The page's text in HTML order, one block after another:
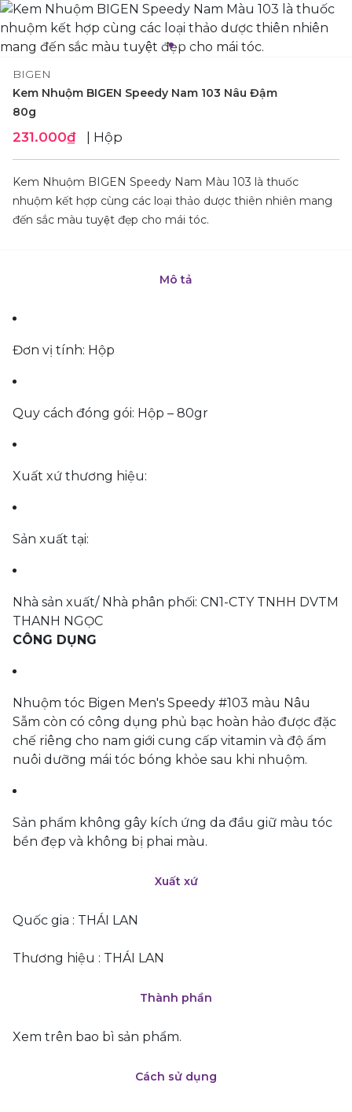
BIGEN
Kem Nhuộm BIGEN Speedy Nam 103 Nâu Đậm
80g
231.000₫ | Hộp
Kem Nhuộm BIGEN Speedy Nam Màu 103 là thuốc
nhuộm kết hợp cùng các loại thảo dược thiên nhiên mang
đến sắc màu tuyệt đẹp cho mái tóc.
Mô tả
Đơn vị tính: Hộp
Quy cách đóng gói: Hộp – 80gr
Xuất xứ thương hiệu:
Sản xuất tại:
Nhà sản xuất/ Nhà phân phối: CN1-CTY TNHH DVTM
THANH NGỌC
CÔNG DỤNG
Nhuộm tóc Bigen Men's Speedy #103 màu Nâu
Sẫm còn có công dụng phủ bạc hoàn hảo được đặc
chế riêng cho nam giới cung cấp vitamin và độ ẩm
nuôi dưỡng mái tóc bóng khỏe sau khi nhuộm.
Sản phẩm không gây kích ứng da đầu giữ màu tóc
bền đẹp và không bị phai màu.
Xuất xứ
Quốc gia : THÁI LAN
Thương hiệu : THÁI LAN
Thành phần
Xem trên bao bì sản phẩm.
Cách sử dụng